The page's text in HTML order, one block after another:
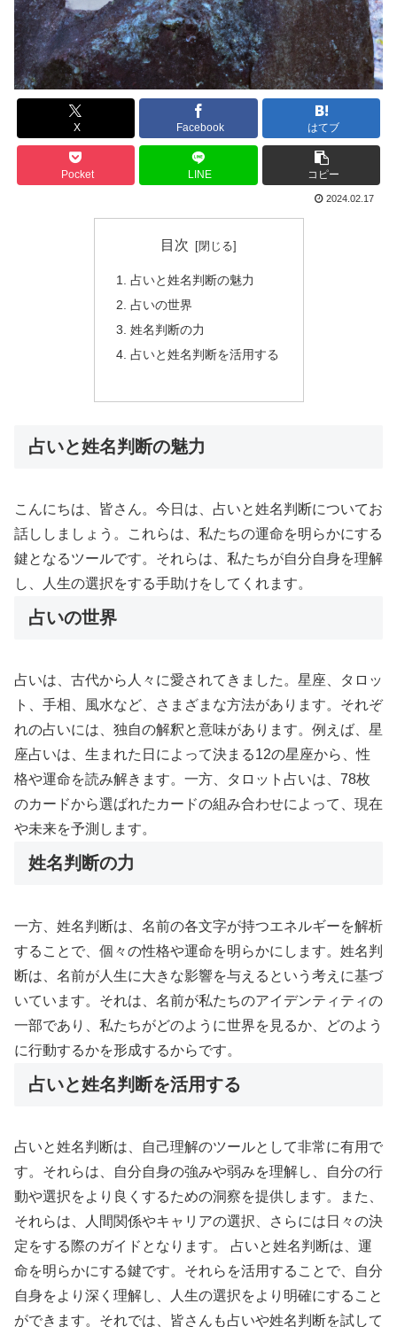
X Facebook はてブ
Pocket LINE コピー
2024.02.17
目次
占いと姓名判断の魅力
占いの世界
姓名判断の力
占いと姓名判断を活用する
占いと姓名判断の魅力
こんにちは、皆さん。今日は、占いと姓名判断についてお
話ししましょう。これらは、私たちの運命を明らかにする
鍵となるツールです。それらは、私たちが自分自身を理解
し、人生の選択をする手助けをしてくれます。
占いの世界
占いは、古代から人々に愛されてきました。星座、タロッ
ト、手相、風水など、さまざまな方法があります。それぞ
れの占いには、独自の解釈と意味があります。例えば、星
座占いは、生まれた日によって決まる12の星座から、性
格や運命を読み解きます。一方、タロット占いは、78枚
のカードから選ばれたカードの組み合わせによって、現在
や未来を予測します。
姓名判断の力
一方、姓名判断は、名前の各文字が持つエネルギーを解析
することで、個々の性格や運命を明らかにします。姓名判
断は、名前が人生に大きな影響を与えるという考えに基づ
いています。それは、名前が私たちのアイデンティティの
一部であり、私たちがどのように世界を見るか、どのよう
に行動するかを形成するからです。
占いと姓名判断を活用する
占いと姓名判断は、自己理解のツールとして非常に有用で
す。それらは、自分自身の強みや弱みを理解し、自分の行
動や選択をより良くするための洞察を提供します。また、
それらは、人間関係やキャリアの選択、さらには日々の決
定をする際のガイドとなります。 占いと姓名判断は、運
命を明らかにする鍵です。それらを活用することで、自分
自身をより深く理解し、人生の選択をより明確にすること
ができます。それでは、皆さんも占いや姓名判断を試して